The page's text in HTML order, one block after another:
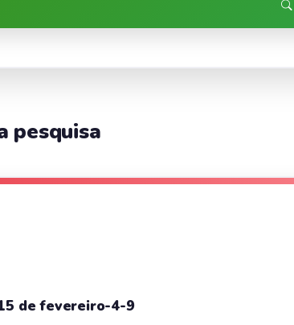
pesquisa
de fevereiro-4-9